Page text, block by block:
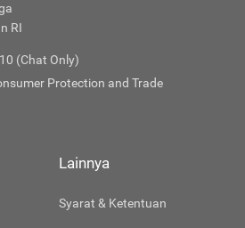
RI
(Chat Only)
Protection and Trade
Lainnya
Syarat & Ketentuan